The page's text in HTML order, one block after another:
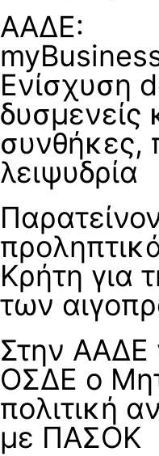
ΑΑΔΕ:
Ενίσχυση
δυσμενείς
συνθήκες,
λειψυδρία
Κρήτη για
των
Στην ΑΑΔΕ
ΟΣΔΕ ο
πολιτική
με ΠΑΣΟΚ